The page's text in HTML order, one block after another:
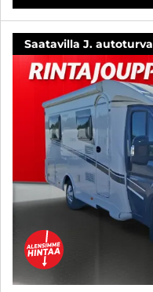
Saatavilla J. autoturva